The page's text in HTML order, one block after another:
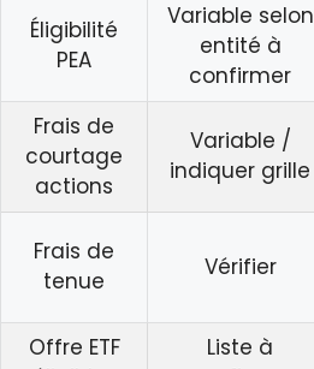
Éligibilité
PEA
Variable selon
entité à
confirmer
Frais de
courtage
actions
Variable /
indiquer grille
Frais de
tenue
Vérifier
Offre ETF
Liste à